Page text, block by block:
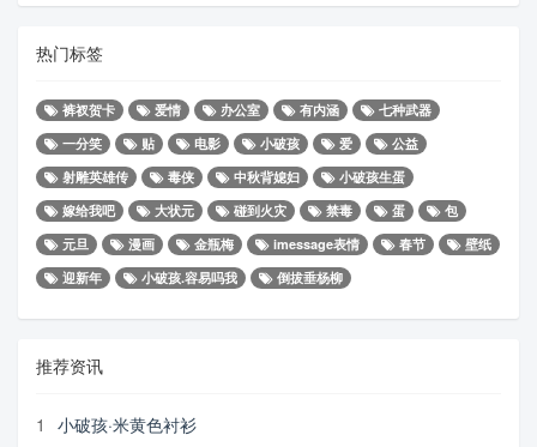
热门标签
裤衩贺卡 爱情 办公室 有内涵
七种武器
一分笑
贴 电影 小破孩 爱
公益
射雕英雄传
毒侠 中秋背媳妇
小破孩生蛋
嫁给我吧
大状元 碰到火灾 禁毒 蛋
包
元旦
漫画 金瓶梅 imessage表情 春节
壁纸
迎新年
小破孩.容易吗我 倒拔垂杨柳
推荐资讯
1
小破孩·米黄色衬衫